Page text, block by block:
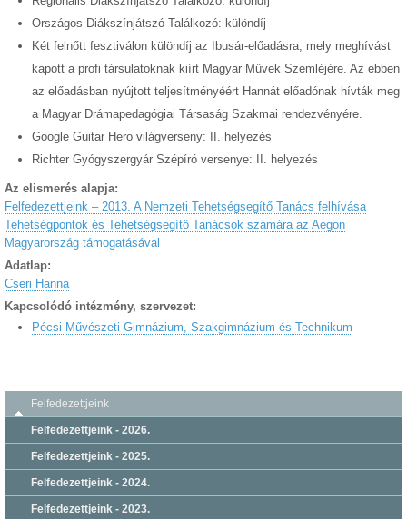
Országos Diákszínjátszó Találkozó: különdíj
Két felnőtt fesztiválon különdíj az Ibusár-előadásra, mely meghívást
kapott a profi társulatoknak kiírt Magyar Művek Szemléjére. Az ebben
az előadásban nyújtott teljesítményéért Hannát előadónak hívták meg
a Magyar Drámapedagógiai Társaság Szakmai rendezvényére.
Google Guitar Hero világverseny: II. helyezés
Richter Gyógyszergyár Szépíró versenye: II. helyezés
Az elismerés alapja:
Felfedezettjeink – 2013. A Nemzeti Tehetségsegítő Tanács felhívása
Tehetségpontok és Tehetségsegítő Tanácsok számára az Aegon
Magyarország támogatásával
Adatlap:
Cseri Hanna
Kapcsolódó intézmény, szervezet:
Pécsi Művészeti Gimnázium, Szakgimnázium és Technikum
Felfedezettjeink
Felfedezettjeink - 2026.
Felfedezettjeink - 2025.
Felfedezettjeink - 2024.
Felfedezettjeink - 2023.